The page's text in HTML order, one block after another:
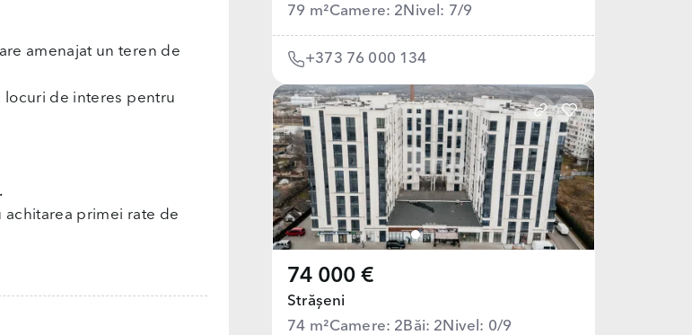
amenajat un teren de
locuri de interes pentru
achitarea primei rate de
79 m²Camere: 2 Nivel: 7/9
+373 76 000 134
74 000 €
Strășeni
74 m²Camere: 2 Băi: 2 Nivel: 0/9